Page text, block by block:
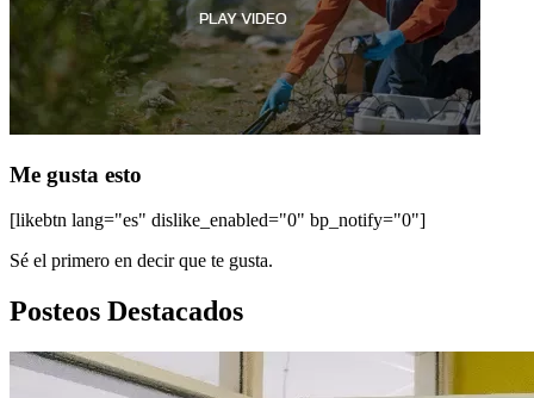
Me gusta esto
[likebtn lang="es" dislike_enabled="0" bp_notify="0"]
Sé el primero en decir que te gusta.
Posteos Destacados